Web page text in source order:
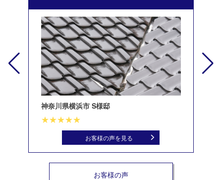
神奈川県横浜市 S様邸
お客様の声を見る
お客様の声